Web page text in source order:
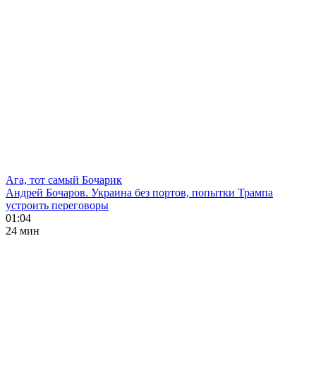
Ага, тот самый Бочарик
Андрей Бочаров. Украина без портов, попытки Трампа
устроить переговоры
01:04
24 мин